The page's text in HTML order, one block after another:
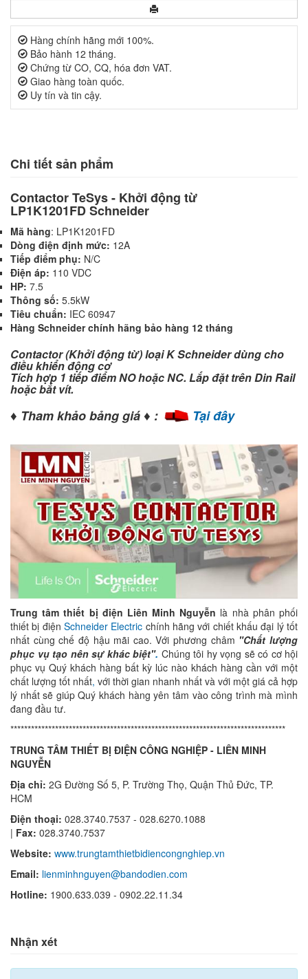
Hàng chính hãng mới 100%.
Bảo hành 12 tháng.
Chứng từ CO, CQ, hóa đơn VAT.
Giao hàng toàn quốc.
Uy tín và tin cậy.
Chi tiết sản phẩm
Contactor TeSys - Khởi động từ
LP1K1201FD Schneider
Mã hàng: LP1K1201FD
Dòng điện định mức: 12A
Tiếp điểm phụ: N/C
Điện áp: 110 VDC
HP: 7.5
Thông số: 5.5kW
Tiêu chuẩn: IEC 60947
Hàng Schneider chính hãng bảo hàng 12 tháng
Contactor (Khởi động từ) loại KSchneider dùng cho
điều khiển động cơ
Tích hợp 1 tiếp điểm NO hoặc NC. Lắp đặt trên Din Rail
hoặc bắt vít.
♦ Tham khảo bảng giá♦ : Tại đây
Trung tâm thiết bị điện Liên Minh Nguyễn là nhà phân phối
thiết bị điện Schneider Electric chính hãng với chiết khấu đại lý tốt
nhất cùng chế độ hậu mãi cao. Với phương châm "Chất lượng
phục vụ tạo nên sự khác biệt". Chúng tôi hy vọng sẽ có cơ hội
phục vụ Quý khách hàng bất kỳ lúc nào khách hàng cần với một
chất lượng tốt nhất, với thời gian nhanh nhất và với một giá cả hợp
lý nhất sẽ giúp Quý khách hàng yên tâm vào công trình mà mình
đang đầu tư.
********************************************************************************
TRUNG TÂM THIẾT BỊ ĐIỆN CÔNG NGHIỆP - LIÊN MINH
NGUYỄN
Địa chỉ: 2G Đường Số 5, P. Trường Thọ, Quận Thủ Đức, TP.
HCM
Điện thoại: 028.3740.7537 - 028.6270.1088
| Fax: 028.3740.7537
Website: www.trungtamthietbidiencongnghiep.vn
Email: lienminhnguyen@bandodien.com
Hotline: 1900.633.039 - 0902.22.11.34
Nhận xét